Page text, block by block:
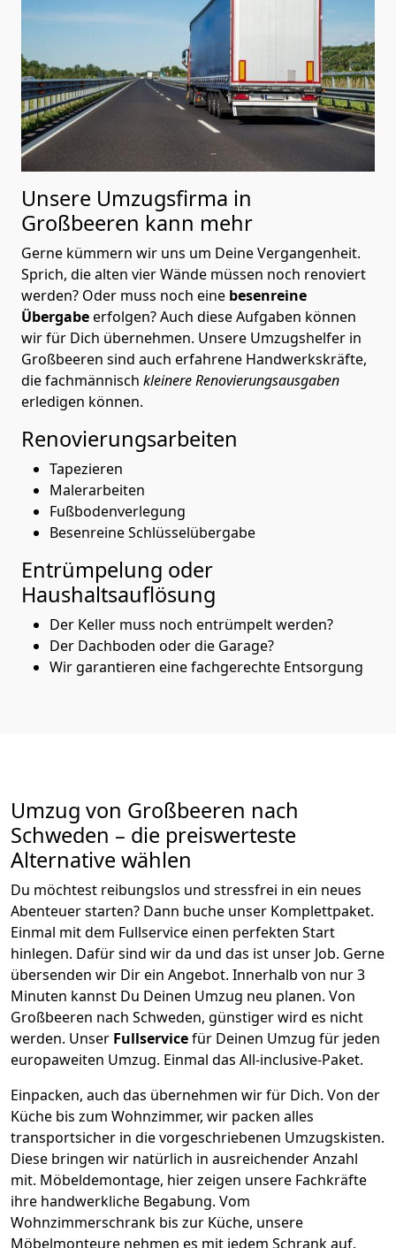
Unsere Umzugsfirma in
Großbeeren kann mehr
Gerne kümmern wir uns um Deine Vergangenheit.
Sprich, die alten vier Wände müssen noch renoviert
werden? Oder muss noch eine besenreine
Übergabeerfolgen? Auch diese Aufgaben können
wir für Dich übernehmen. Unsere Umzugshelfer in
Großbeeren sind auch erfahrene Handwerkskräfte,
die fachmännisch kleinere Renovierungsausgaben
erledigen können.
Renovierungsarbeiten
Tapezieren
Malerarbeiten
Fußbodenverlegung
Besenreine Schlüsselübergabe
Entrümpelung oder
Haushaltsauflösung
Der Keller muss noch entrümpelt werden?
Der Dachboden oder die Garage?
Wir garantieren eine fachgerechte Entsorgung
Umzug von Großbeeren nach
Schweden – die preiswerteste
Alternative wählen
Du möchtest reibungslos und stressfrei in ein neues
Abenteuer starten? Dann buche unser Komplettpaket.
Einmal mit dem Fullservice einen perfekten Start
hinlegen. Dafür sind wir da und das ist unser Job. Gerne
übersenden wir Dir ein Angebot. Innerhalb von nur3
Minuten kannst Du Deinen Umzug neu planen. Von
Großbeeren nach Schweden, günstiger wird es nicht
werden. Unser Fullservicefür Deinen Umzug für jeden
europaweiten Umzug. Einmal das All-inclusive-Paket.
Einpacken, auch das übernehmen wir für Dich. Von der
Küche bis zum Wohnzimmer, wir packen alles
transportsicher in die vorgeschriebenen Umzugskisten.
Diese bringen wir natürlich in ausreichender Anzahl
mit. Möbeldemontage, hier zeigen unsere Fachkräfte
ihre handwerkliche Begabung. Vom
Wohnzimmerschrank bis zur Küche, unsere
Möbelmonteure nehmen es mit jedem Schrank auf.